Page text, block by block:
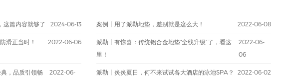
这篇内容就够了 2024-06-13 案例丨用了派勒地垫，差别就是这么大！ 2022-06-08
滑正当时！ 2022-06-06
派勒丨有惊喜：传统铝合金地垫“全线升级”了，看这
里！
2022-06-
06
，品质引领畅
2022-06-
派勒丨炎炎夏日，何不来试试各大酒店的泳池SPA？ 2022-06-02